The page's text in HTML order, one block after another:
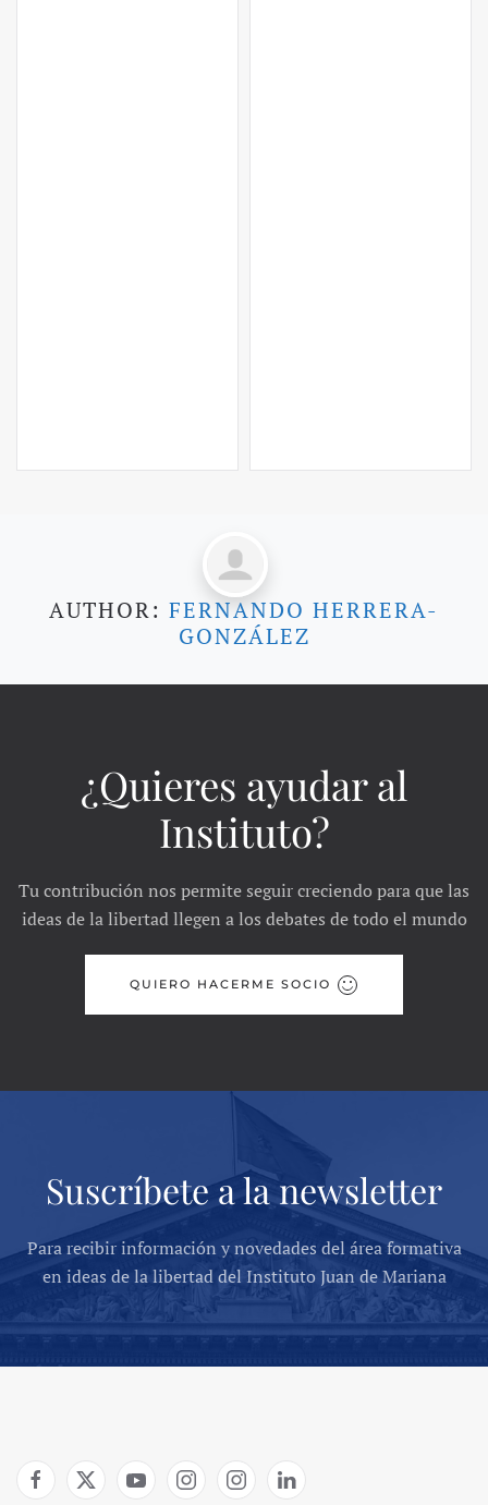
AUTHOR: FERNANDO HERRERA-
GONZÁLEZ
¿Quieres ayudar al
Instituto?
Tu contribución nos permite seguir creciendo para que las
ideas de la libertad llegen a los debates de todo el mundo
QUIERO HACERME SOCIO
Suscríbete a la newsletter
Para recibir información y novedades del área formativa
en ideas de la libertad del Instituto Juan de Mariana